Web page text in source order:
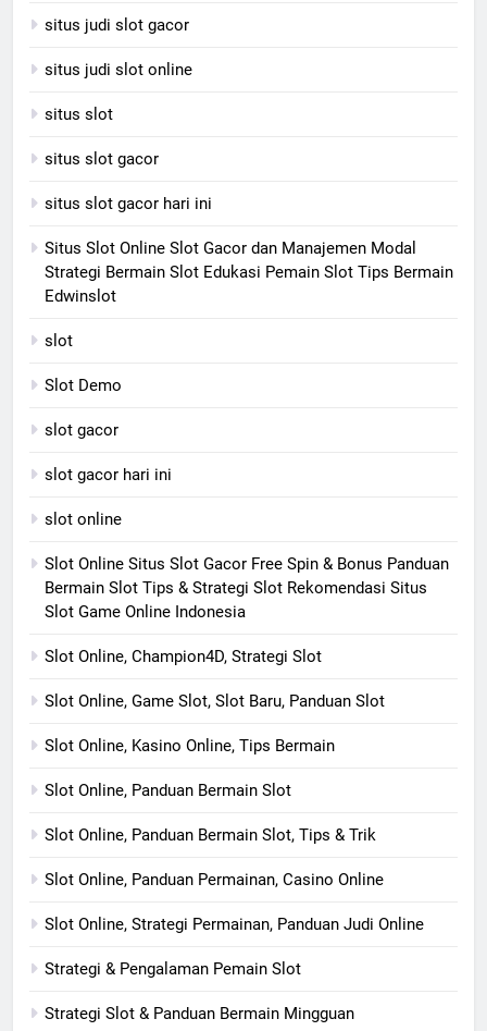
situs judi slot gacor
situs judi slot online
situs slot
situs slot gacor
situs slot gacor hari ini
Situs Slot Online Slot Gacor dan Manajemen Modal
Strategi Bermain Slot Edukasi Pemain Slot Tips Bermain
Edwinslot
slot
Slot Demo
slot gacor
slot gacor hari ini
slot online
Slot Online Situs Slot Gacor Free Spin & Bonus Panduan
Bermain Slot Tips & Strategi Slot Rekomendasi Situs
Slot Game Online Indonesia
Slot Online, Champion4D, Strategi Slot
Slot Online, Game Slot, Slot Baru, Panduan Slot
Slot Online, Kasino Online, Tips Bermain
Slot Online, Panduan Bermain Slot
Slot Online, Panduan Bermain Slot, Tips & Trik
Slot Online, Panduan Permainan, Casino Online
Slot Online, Strategi Permainan, Panduan Judi Online
Strategi & Pengalaman Pemain Slot
Strategi Slot & Panduan Bermain Mingguan